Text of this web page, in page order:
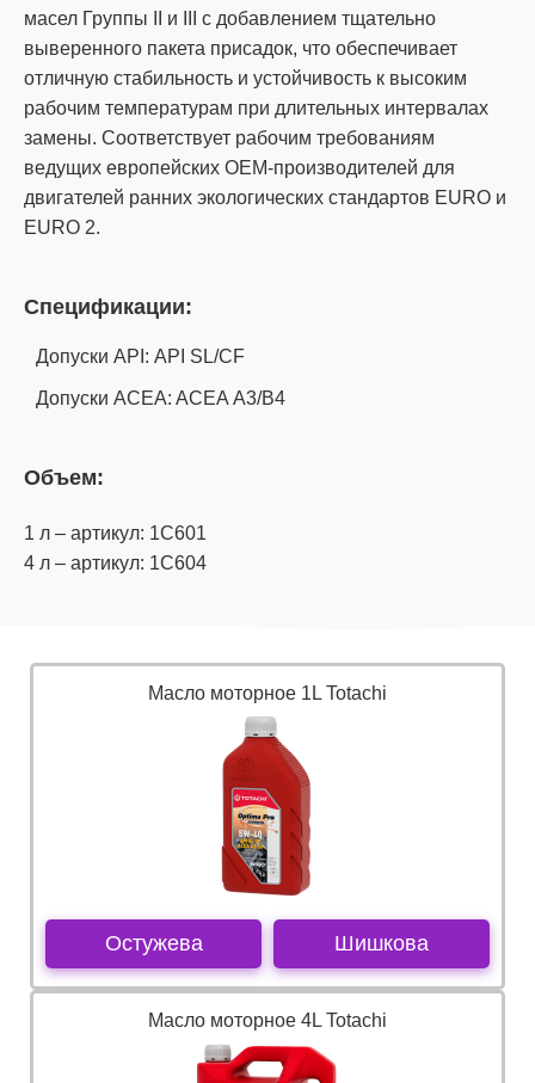
масел Группы II и III с добавлением тщательно
выверенного пакета присадок, что обеспечивает
отличную стабильность и устойчивость к высоким
рабочим температурам при длительных интервалах
замены. Соответствует рабочим требованиям
ведущих европейских ОЕМ-производителей для
двигателей ранних экологических стандартов EURO и
EURO 2.
Спецификации:
Допуски API: API SL/CF
Допуски ACEA: ACEA А3/B4
Объем:
1 л – артикул: 1C601
4 л – артикул: 1C604
Масло моторное 1L Totachi
Остужева Шишкова
Масло моторное 4L Totachi